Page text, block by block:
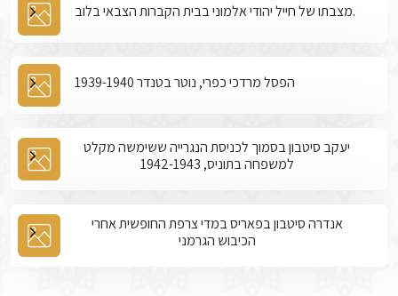
מצבתו של חייל יהודי אלמוני בבית הקברות הצבאי בלוב.
הפסל מרדכי כפרי, נוטר בטנדר 1939-1940
יעקב סיטבון בסמוך לכניסת הנגרייה ששימשה מקלט
למשפחה בתוניס, 1942-1943
אנדרה סיטבון בפאריס במדי צרפת החופשית אחרי
הכיבוש הגרמני